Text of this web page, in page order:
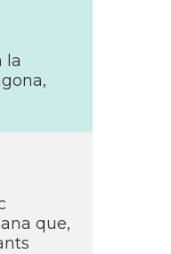
la
que,